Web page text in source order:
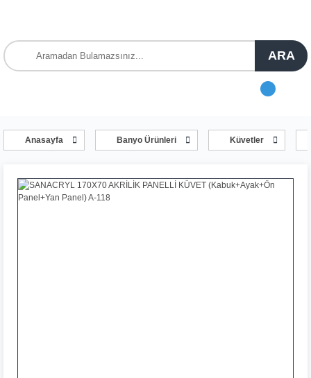
ARA
Anasayfa Banyo Ürünleri Küvetler